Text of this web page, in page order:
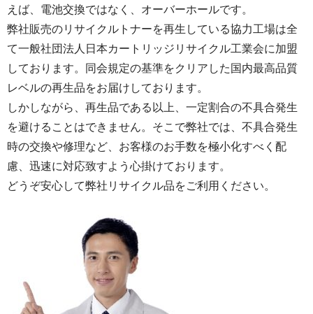
えば、電池交換ではなく、オーバーホールです。
弊社販売のリサイクルトナーを再生している協力工場は全
て一般社団法人日本カートリッジリサイクル工業会に加盟
しております。同会規定の基準をクリアした国内最高品質
レベルの再生品をお届けしております。
しかしながら、再生品である以上、一定割合の不具合発生
を避けることはできません。そこで弊社では、不具合発生
時の交換や修理など、お客様のお手数を極小化すべく配
慮、迅速に対応致すよう心掛けております。
どうぞ安心して弊社リサイクル品をご利用ください。